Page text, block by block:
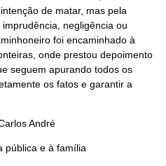
de matar, mas pela
negligência ou
foi encaminhado à
onde prestou depoimento
seguem apurando todos os
os fatos e garantir a
André
pública e à família